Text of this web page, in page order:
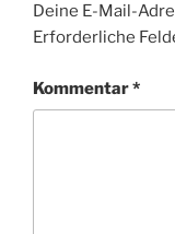
Deine E-Mail-
Erforderliche
Kommentar*